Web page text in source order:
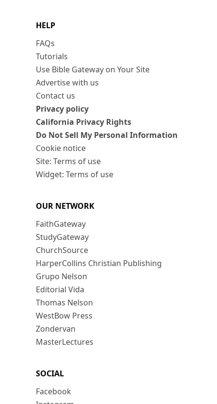
HELP
FAQs
Tutorials
Use Bible Gateway on Your Site
Advertise with us
Contact us
Privacy policy
California Privacy Rights
Do Not Sell My Personal Information
Cookie notice
Site: Terms of use
Widget: Terms of use
OUR NETWORK
FaithGateway
StudyGateway
ChurchSource
HarperCollins Christian Publishing
Grupo Nelson
Editorial Vida
Thomas Nelson
WestBow Press
Zondervan
MasterLectures
SOCIAL
Facebook